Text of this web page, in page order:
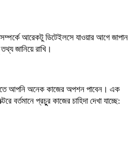
সম্পর্কে আরেকটু ডিটেইলসে যাওয়ার আগে জাপান
জানিয়ে রাখি।
আপনি অনেক কাজের অপশন পাবেন। এক
বর্তমানে প্রচুুর কাজের চাহিদা দেখা যাচ্ছে: